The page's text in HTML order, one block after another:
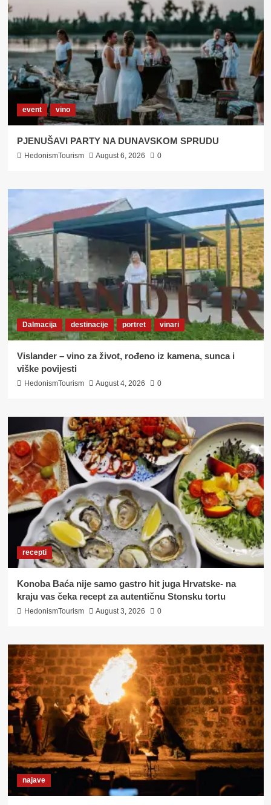
event vino
PJENUŠAVI PARTY NA DUNAVSKOM SPRUDU
HedonismTourism August 6, 2026 0
Dalmacija destinacije portret vinari
Vislander – vino za život, rođeno iz kamena, sunca i
viške povijesti
HedonismTourism August 4, 2026 0
recepti
Konoba Baća nije samo gastro hit juga Hrvatske- na
kraju vas čeka recept za autentičnu Stonsku tortu
HedonismTourism August 3, 2026 0
najave